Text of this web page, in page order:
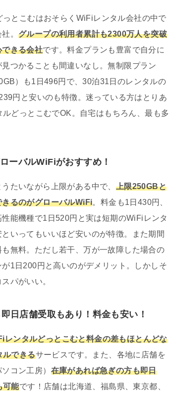
とこむはおそらくWiFiレンタル会社の中で
社。グループの利用者累計も2300万人を突破
きる会社です。料金プランも豊富で自分に
つかることも間違いなし。無制限プラン
）も1日496円で、30泊31日のレンタルの
円と安いのも特徴。迷っている方はとりあ
ルどっとこむでOK。自宅はもちろん、最も多
ーバルWiFiがおすすめ！
たいながら上限がある中で、 上限250GBと
るのがグローバルWiFi。料金も1日430円、
性能機種で1日520円と実は短期のWiFiレンタ
いってもいいほど安いのが特徴。また期間
無料。ただし若干、万が一故障した場合の
1日200円と高いのがデメリット。しかしそ
パがいい。
日店舗受取もあり！料金も安い！
レンタルどっとこむと料金の差もほとんどな
ルできるサービスです。また、各地に店舗を
コン工房） 在庫があれば急ぎの方も即日
可能です！店舗は北海道、福島県、東京都、